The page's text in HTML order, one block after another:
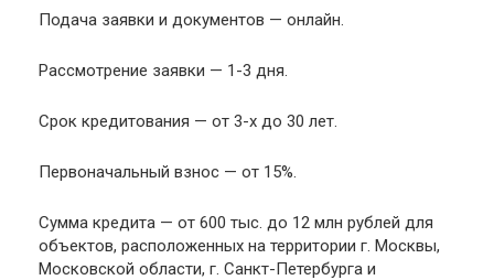
Подача заявки и документов — онлайн.
Рассмотрение заявки — 1-3 дня.
Срок кредитования — от 3-х до 30 лет.
Первоначальный взнос — от 15%.
Сумма кредита — от 600 тыс. до 12 млн рублей для
объектов, расположенных на территории г. Москвы,
Московской области, г. Санкт-Петербурга и